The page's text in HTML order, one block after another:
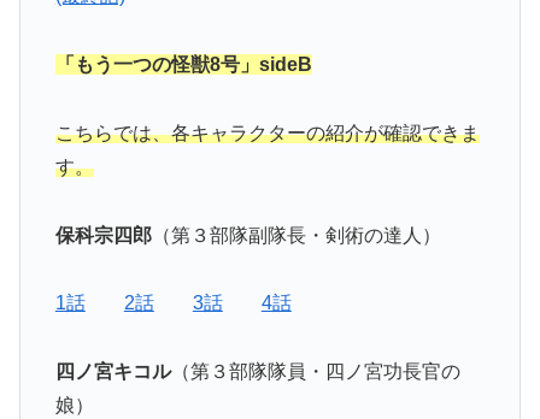
「もう一つの怪獣8号」sideB
こちらでは、各キャラクターの紹介が確認できま
す。
保科宗四郎（第３部隊副隊長・剣術の達人）
1話 2話 3話 4話
四ノ宮キコル（第３部隊隊員・四ノ宮功長官の
娘）